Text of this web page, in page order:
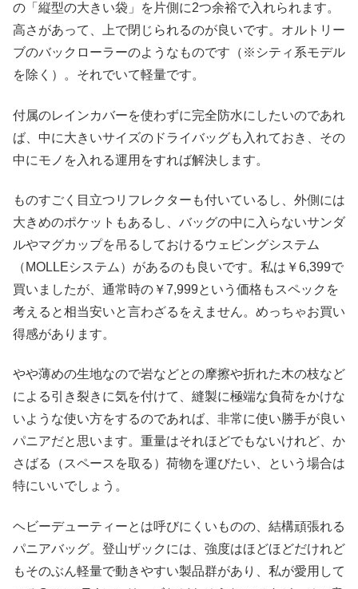
の「縦型の大きい袋」を片側に2つ余裕で入れられます。
高さがあって、上で閉じられるのが良いです。オルトリー
ブのバックローラーのようなものです（※シティ系モデル
を除く）。それでいて軽量です。
付属のレインカバーを使わずに完全防水にしたいのであれ
ば、中に大きいサイズのドライバッグも入れておき、その
中にモノを入れる運用をすれば解決します。
ものすごく目立つリフレクターも付いているし、外側には
大きめのポケットもあるし、バッグの中に入らないサンダ
ルやマグカップを吊るしておけるウェビングシステム
（MOLLEシステム）があるのも良いです。私は￥6,399で
買いましたが、通常時の￥7,999という価格もスペックを
考えると相当安いと言わざるをえません。めっちゃお買い
得感があります。
やや薄めの生地なので岩などとの摩擦や折れた木の枝など
による引き裂きに気を付けて、縫製に極端な負荷をかけな
いような使い方をするのであれば、非常に使い勝手が良い
パニアだと思います。重量はそれほどでもないけれど、か
さばる（スペースを取る）荷物を運びたい、という場合は
特にいいでしょう。
ヘビーデューティーとは呼びにくいものの、結構頑張れる
パニアバッグ。登山ザックには、強度はほどほどだけれど
もそのぶん軽量で動きやすい製品群があり、私が愛用して